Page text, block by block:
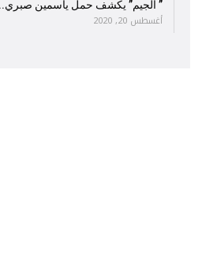
” الجيم” يكشف حمل ياسمين صبري..
أغسطس 20, 2020